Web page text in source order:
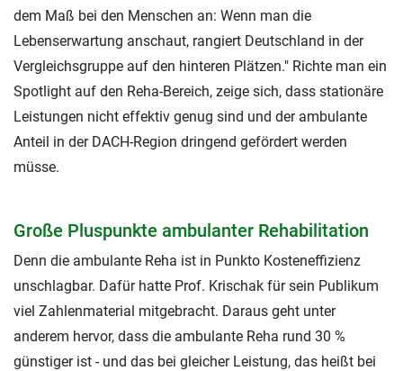
dem Maß bei den Menschen an: Wenn man die
Lebenserwartung anschaut, rangiert Deutschland in der
Vergleichsgruppe auf den hinteren Plätzen." Richte man ein
Spotlight auf den Reha-Bereich, zeige sich, dass stationäre
Leistungen nicht effektiv genug sind und der ambulante
Anteil in der DACH-Region dringend gefördert werden
müsse.
Große Pluspunkte ambulanter Rehabilitation
Denn die ambulante Reha ist in Punkto Kosteneffizienz
unschlagbar. Dafür hatte Prof. Krischak für sein Publikum
viel Zahlenmaterial mitgebracht. Daraus geht unter
anderem hervor, dass die ambulante Reha rund 30 %
günstiger ist - und das bei gleicher Leistung, das heißt bei